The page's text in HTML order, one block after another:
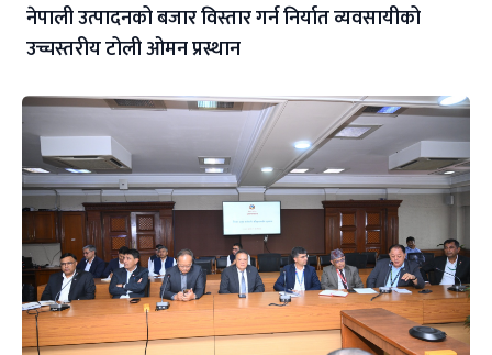
नेपाली उत्पादनको बजार विस्तार गर्न निर्यात व्यवसायीको
उच्चस्तरीय टोली ओमन प्रस्थान